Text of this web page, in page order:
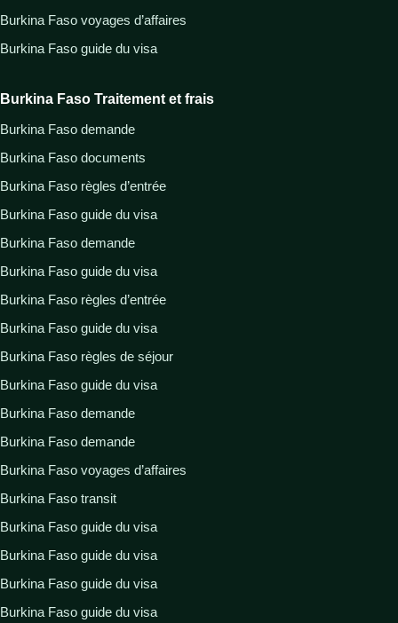
Burkina Faso voyages d’affaires
Burkina Faso guide du visa
Burkina Faso Traitement et frais
Burkina Faso demande
Burkina Faso documents
Burkina Faso règles d’entrée
Burkina Faso guide du visa
Burkina Faso demande
Burkina Faso guide du visa
Burkina Faso règles d’entrée
Burkina Faso guide du visa
Burkina Faso règles de séjour
Burkina Faso guide du visa
Burkina Faso demande
Burkina Faso demande
Burkina Faso voyages d’affaires
Burkina Faso transit
Burkina Faso guide du visa
Burkina Faso guide du visa
Burkina Faso guide du visa
Burkina Faso guide du visa